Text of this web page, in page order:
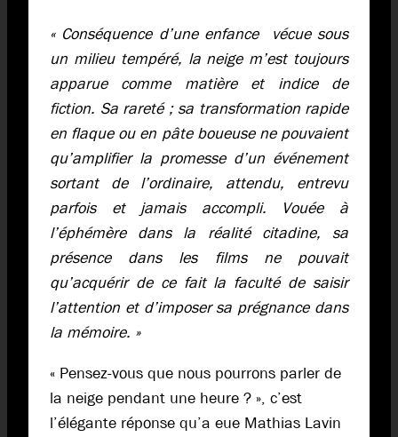
« Conséquence d’une enfance vécue sous
un milieu tempéré, la neige m’est toujours
apparue comme matière et indice de
fiction. Sa rareté ; sa transformation rapide
en flaque ou en pâte boueuse ne pouvaient
qu’amplifier la promesse d’un événement
sortant de l’ordinaire, attendu, entrevu
parfois et jamais accompli. Vouée à
l’éphémère dans la réalité citadine, sa
présence dans les films ne pouvait
qu’acquérir de ce fait la faculté de saisir
l’attention et d’imposer sa prégnance dans
la mémoire. »
« Pensez-vous que nous pourrons parler de
la neige pendant une heure ? », c’est
l’élégante réponse qu’a eue Mathias Lavin